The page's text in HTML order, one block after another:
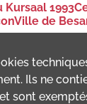
de
Ils ne
sont